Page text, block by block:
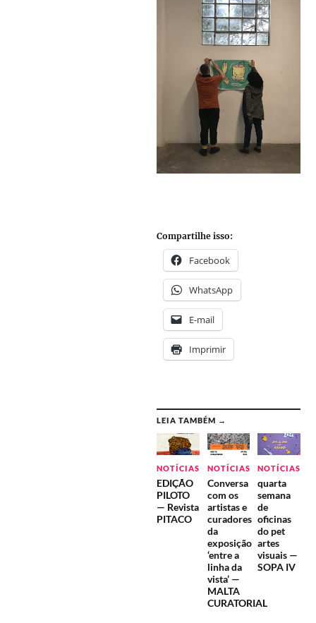
Compartilhe isso:
Facebook
WhatsApp
E-mail
Imprimir
LEIA TAMBÉM →
NOTÍCIAS
EDIÇÃO
PILOTO
— Revista
PITACO
NOTÍCIAS
Conversa
com os
artistas e
curadores
da
exposição
‘entre a
linha da
vista’ —
MALTA
CURATORIAL
NOTÍCIAS
quarta
semana
de
oficinas
do pet
artes
visuais —
SOPA IV